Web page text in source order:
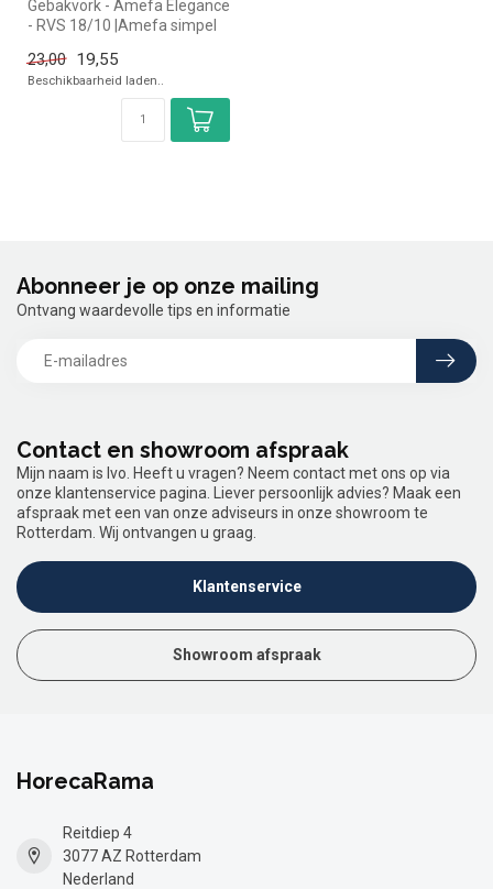
Gebakvork - Amefa Elegance
- RVS 18/10 |Amefa simpel
23,00
19,55
Beschikbaarheid laden..
Contact en showroom afspraak
Mijn naam is Ivo. Heeft u vragen? Neem contact met ons op via
onze klantenservice pagina. Liever persoonlijk advies? Maak een
afspraak met een van onze adviseurs in onze showroom te
Rotterdam. Wij ontvangen u graag.
Klantenservice
Showroom afspraak
Abonneer je op onze mailing
Ontvang waardevolle tips en informatie
HorecaRama
Reitdiep 4
3077 AZ Rotterdam
Nederland